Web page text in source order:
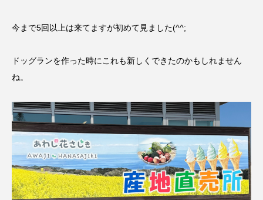
今まで5回以上は来てますが初めて見ました(^^;
ドッグランを作った時にこれも新しくできたのかもしれません
ね。